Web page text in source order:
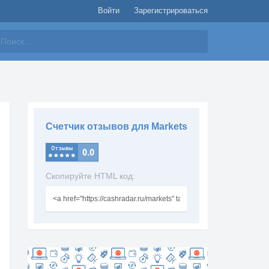
Войти Зарегистрироваться
Счетчик отзывов для Markets
Скопируйте HTML код: